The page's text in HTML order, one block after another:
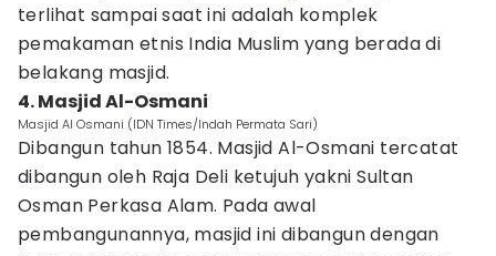
terlihat sampai saat ini adalah komplek
pemakaman etnis India Muslim yang berada di
belakang masjid.
4. Masjid Al-Osmani
Masjid Al Osmani (IDN Times/Indah Permata Sari)
Dibangun tahun 1854. Masjid Al-Osmani tercatat
dibangun oleh Raja Deli ketujuh yakni Sultan
Osman Perkasa Alam. Pada awal
pembangunannya, masjid ini dibangun dengan